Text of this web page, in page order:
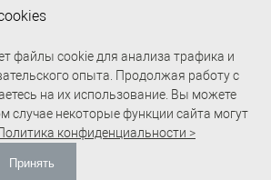
Center
файлы cookie для анализа трафика и
опыта. Продолжая работу с
на их использование. Вы можете
случае некоторые функции сайта могут
конфиденциальности >
Принять